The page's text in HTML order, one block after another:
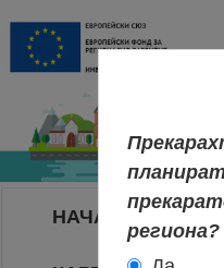
НАЧАЛО
региона?